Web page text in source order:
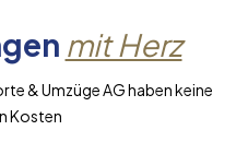
mit Herz
& Umzüge AG haben keine
Kosten